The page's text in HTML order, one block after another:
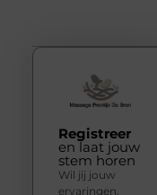
Registreer
en laat jouw
stem horen
Wil jij jouw
ervaringen,